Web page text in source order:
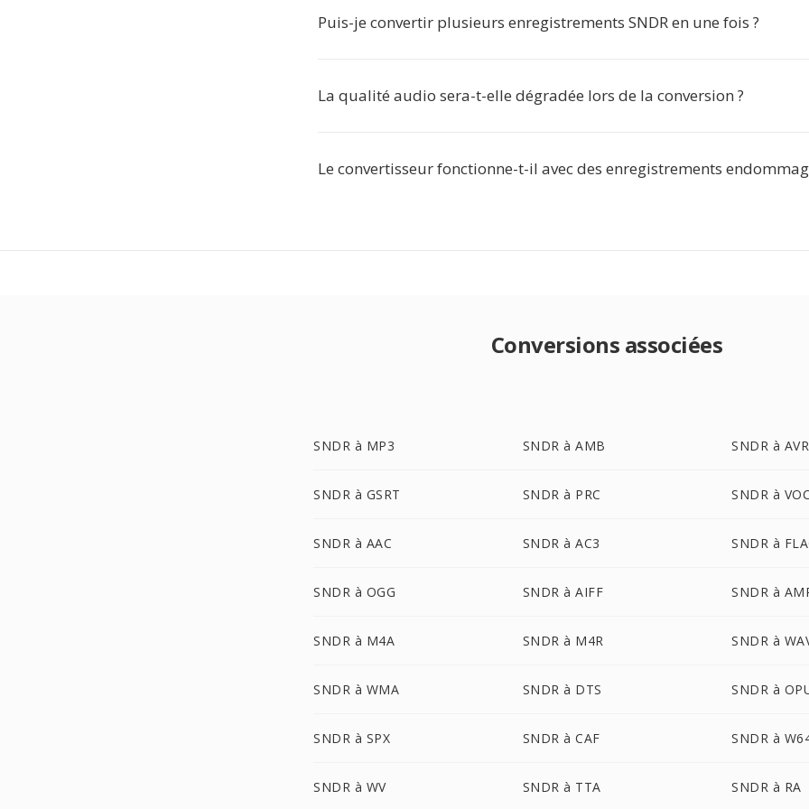
Puis-je convertir plusieurs enregistrements SNDR en une fois ?
La qualité audio sera-t-elle dégradée lors de la conversion ?
Le convertisseur fonctionne-t-il avec des enregistrements
Conversions associées
SNDR à MP3 SNDR à AMB SNDR à AVR
SNDR à GSRT SNDR à PRC SNDR à
SNDR à AAC SNDR à AC3 SNDR à
SNDR à OGG SNDR à AIFF SNDR à
SNDR à M4A SNDR à M4R SNDR à
SNDR à WMA SNDR à DTS SNDR à
SNDR à SPX SNDR à CAF SNDR à
SNDR à WV SNDR à TTA SNDR à RA